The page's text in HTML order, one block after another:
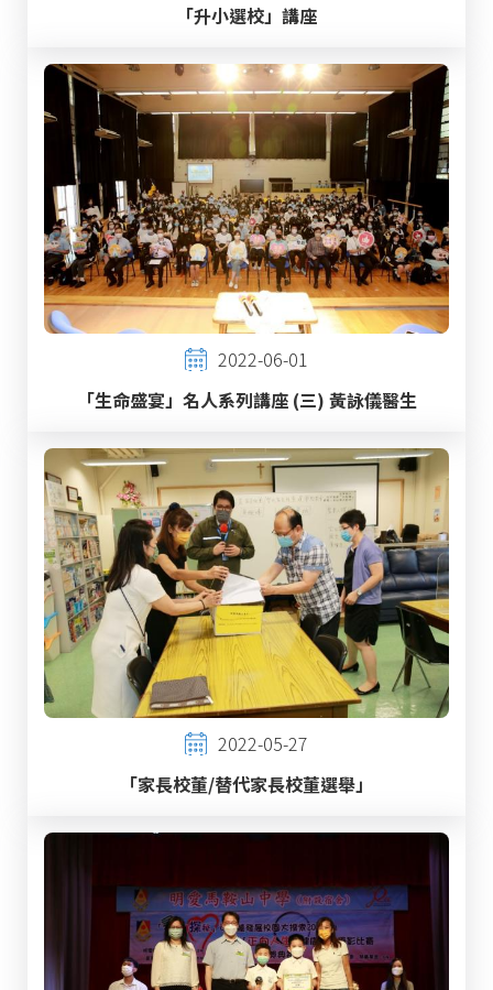
「升小選校」講座
2022-06-01
「生命盛宴」名人系列講座 (三) 黃詠儀醫生
2022-05-27
「家長校董/替代家長校董選舉」